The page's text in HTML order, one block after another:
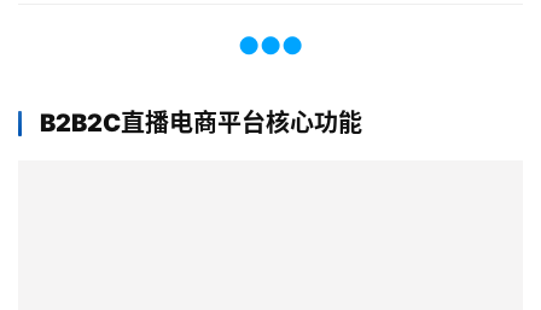
●●●
B2B2C直播电商平台核心功能